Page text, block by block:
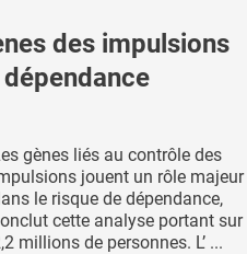
des impulsions
gènes liés au contrôle des
jouent un rôle majeur
le risque de dépendance,
cette analyse portant sur
millions de personnes. L’ ...